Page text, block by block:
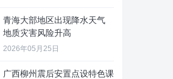
青海大部地区出现降水天气
地质灾害风险升高
2026年05月25日
广西柳州震后安置点设特色课